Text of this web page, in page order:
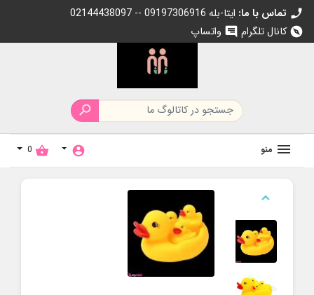
call تماس با ما: 02144438097 -- 09197306916 ایتا-بله
explore کانال تلگرام chat واتساپ

منو account_circle
shopping_basket
0
